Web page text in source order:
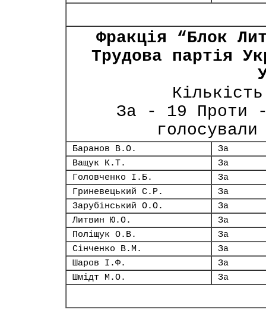
Фракція “Блок
Трудова партія
За - 19 Проти
Баранов В.О.
За
Ващук К.Т.
За
Головченко І.Б.
За
Гриневецький С.Р.
За
Зарубінський О.О.
За
Литвин Ю.О.
За
Поліщук О.В.
За
Сінченко В.М.
За
Шаров І.Ф.
За
Шмідт М.О.
За